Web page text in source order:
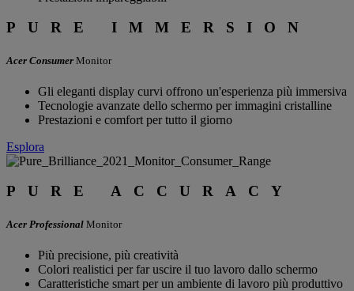
PURE IMMERSION
Acer Consumer Monitor
Gli eleganti display curvi offrono un'esperienza più immersiva
Tecnologie avanzate dello schermo per immagini cristalline
Prestazioni e comfort per tutto il giorno
Esplora
PURE ACCURACY
Acer Professional Monitor
Più precisione, più creatività
Colori realistici per far uscire il tuo lavoro dallo schermo
Caratteristiche smart per un ambiente di lavoro più produttivo